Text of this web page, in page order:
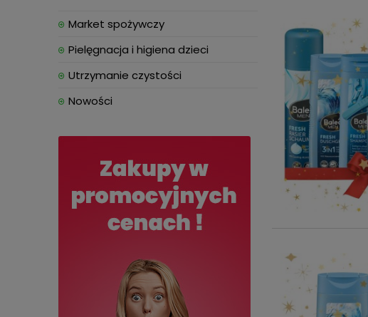
Market spożywczy
Pielęgnacja i higiena dzieci
Utrzymanie czystości
Nowości